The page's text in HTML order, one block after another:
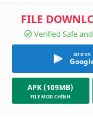
nó là từ những
Vì những chiếc xe
đam mê độ xe, bạn cần phải thỏa mãn chúng.
APK (109MB)